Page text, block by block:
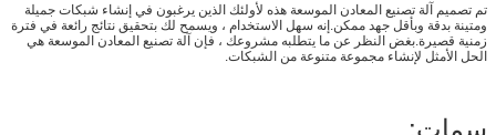
تم تصميم آلة تصنيع المعادن الموسعة هذه لأولئك الذين يرغبون في إنشاء شبكات جميلة
ومتينة بدقة وبأقل جهد ممكن.إنه سهل الاستخدام ، ويسمح لك بتحقيق نتائج رائعة في فترة
زمنية قصيرة.بغض النظر عن ما يتطلبه مشروعك ، فإن آلة تصنيع المعادن الموسعة هي
الحل الأمثل لإنشاء مجموعة متنوعة من الشبكات.
سمات: